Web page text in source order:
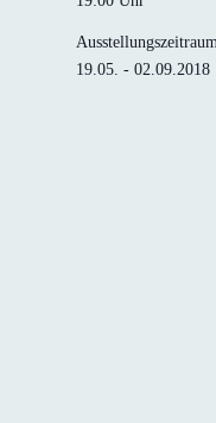
19.05. - 02.09.2018